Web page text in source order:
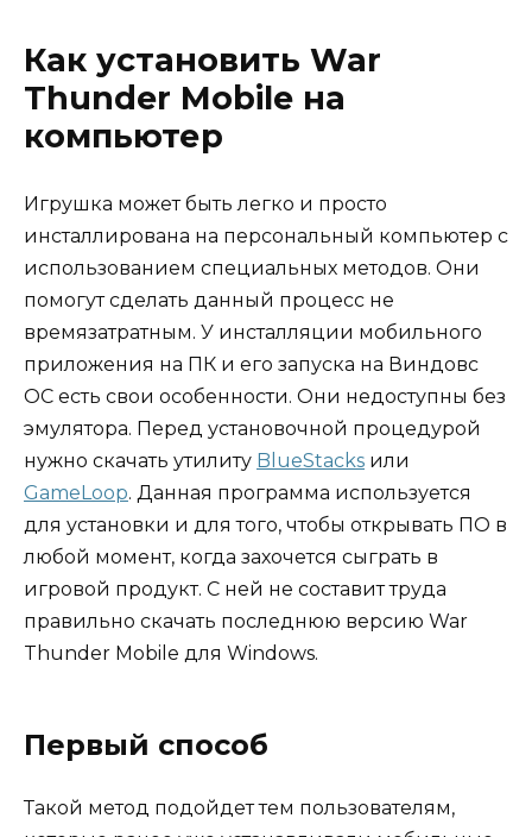
Как установить War
Thunder Mobile на
компьютер
Игрушка может быть легко и просто
инсталлирована на персональный компьютер с
использованием специальных методов. Они
помогут сделать данный процесс не
времязатратным. У инсталляции мобильного
приложения на ПК и его запуска на Виндовс
ОС есть свои особенности. Они недоступны без
эмулятора. Перед установочной процедурой
нужно скачать утилиту BlueStacks или
GameLoop. Данная программа используется
для установки и для того, чтобы открывать ПО в
любой момент, когда захочется сыграть в
игровой продукт. С ней не составит труда
правильно скачать последнюю версию War
Thunder Mobile для Windows.
Первый способ
Такой метод подойдет тем пользователям,